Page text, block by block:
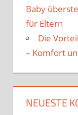
Baby
für Eltern
Die
– Komfort
NEUESTE